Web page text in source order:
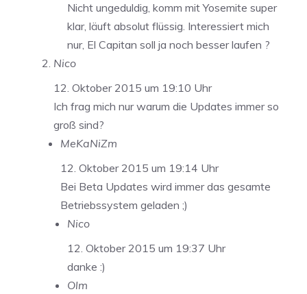
Nicht ungeduldig, komm mit Yosemite super
klar, läuft absolut flüssig. Interessiert mich
nur, El Capitan soll ja noch besser laufen ?
Nico
12. Oktober 2015 um 19:10 Uhr
Ich frag mich nur warum die Updates immer so
groß sind?
MeKaNiZm
12. Oktober 2015 um 19:14 Uhr
Bei Beta Updates wird immer das gesamte
Betriebssystem geladen ;)
Nico
12. Oktober 2015 um 19:37 Uhr
danke :)
Olm